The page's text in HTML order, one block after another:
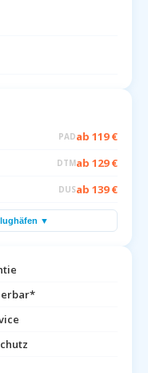
PADab 119 €
DTMab 129 €
DUSab 139 €
▼